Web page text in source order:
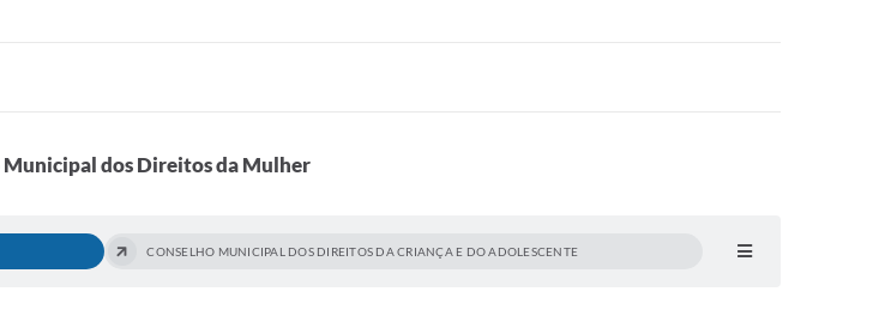
Municipal dos Direitos da Mulher
CONSELHO MUNICIPAL DOS DIREITOS DA CRIANÇA E DO ADOLESCENTE